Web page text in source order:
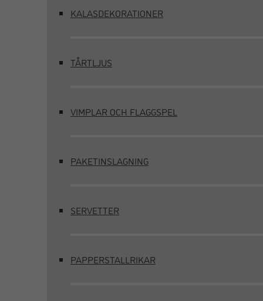
KALASDEKORATIONER
TÅRTLJUS
VIMPLAR OCH FLAGGSPEL
PAKETINSLAGNING
SERVETTER
PAPPERSTALLRIKAR